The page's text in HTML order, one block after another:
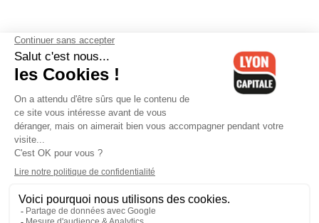
Contactez-nous-Mentions légales-CGV-Politique de